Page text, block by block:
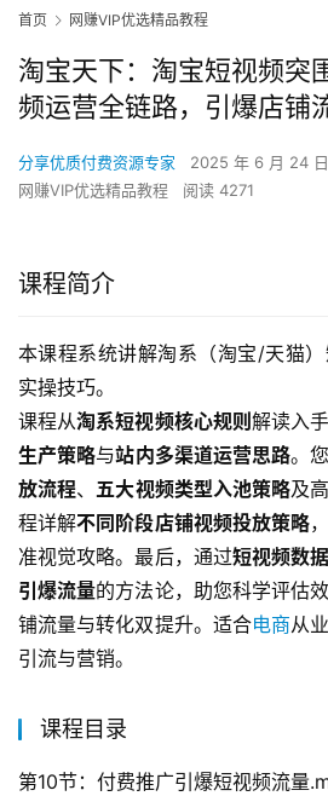
首页 网赚VIP优选精品教程
淘宝天下：淘宝短视频突
频运营全链路，引爆店铺
分享优质付费资源专家
2025 年 6 月 24
网赚VIP优选精品教程
阅读 4271
课程简介
本课程系统讲解淘系（淘宝/天猫
实操技巧。
课程从淘系短视频核心规则 解读入
生产策略与站内多渠道运营思路。
放流程、五大视频类型入池策略及
程详解不同阶段店铺视频投放策略
准视觉攻略。最后，通过短视频数
引爆流量的方法论，助您科学评估
铺流量与转化双提升。适合电商从
引流与营销。
课程目录
第10节：付费推广引爆短视频流量